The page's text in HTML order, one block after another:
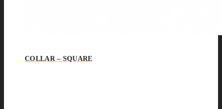
COLLAR – SQUARE